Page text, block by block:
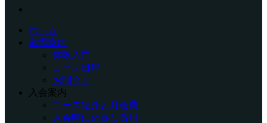
ホーム
道場案内
体験入門
コース日程
お問合せ
入会案内
コース紹介と月会費
入会時に必要な費用